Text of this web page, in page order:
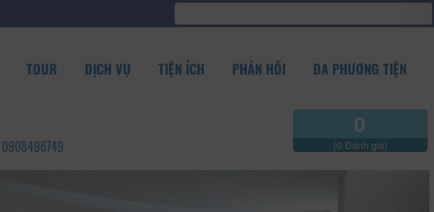
TOUR DỊCH VỤ TIỆN ÍCH PHẢN HỒI ĐA PHƯƠNG TIỆN
0908496749
0
(0 Đánh giá)